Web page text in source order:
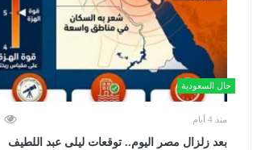
حال السعودية
منذ 4 أيام
بعد زلزال مصر اليوم.. توقعات ليلى عبد اللطيف